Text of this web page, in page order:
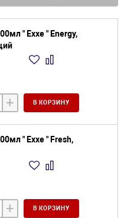
" Exxe " Energy,
+ В КОРЗИНУ
" Exxe " Fresh,
+ В КОРЗИНУ